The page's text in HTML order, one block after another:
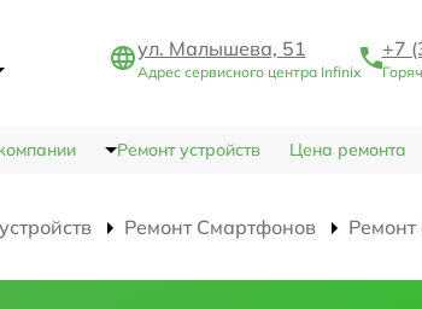
ул. Малышева, 51
Адрес сервисного центра Infinix
+7
Ремонт устройств Цена ремонта
Ремонт Смартфонов